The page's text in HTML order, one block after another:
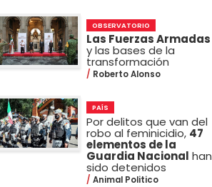
OBSERVATORIO
Las Fuerzas Armadas
y las bases de la
transformación
Roberto Alonso
PAÍS
Por delitos que van del
robo al feminicidio, 47
elementos de la
Guardia Nacional han
sido detenidos
Animal Politico